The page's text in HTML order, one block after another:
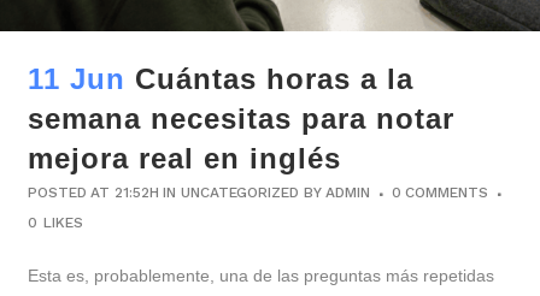
11 Jun Cuántas horas a la
semana necesitas para notar
mejora real en inglés
POSTED AT 21:52H INUNCATEGORIZED BYADMIN
0 COMMENTS
0 LIKES
Esta es, probablemente, una de las preguntas más repetidas